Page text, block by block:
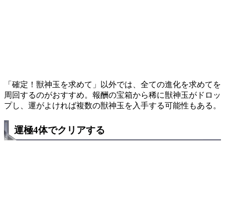
「確定！獣神玉を求めて」以外では、全ての進化を求めてを
周回するのがおすすめ。報酬の宝箱から稀に獣神玉がドロッ
プし、運がよければ複数の獣神玉を入手する可能性もある。
運極4体でクリアする